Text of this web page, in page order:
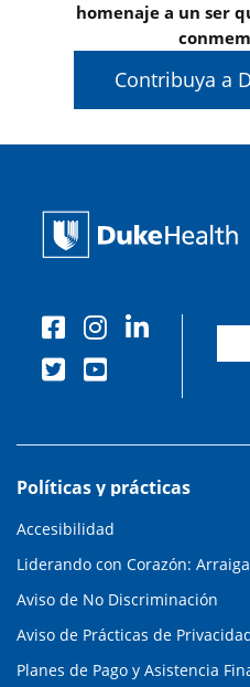
homenaje a un ser
Contribuya a
Políticas y prácticas
Accesibilidad
Liderando con Corazón:
Aviso de No Discriminación
Aviso de Prácticas de
Planes de Pago y Asistencia